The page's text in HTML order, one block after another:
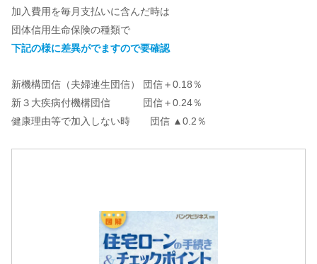
加入費用を毎月支払いに含んだ時は
団体信用生命保険の種類で
下記の様に差異がでますので要確認
新機構団信（夫婦連生団信） 団信＋0.18％
新３大疾病付機構団信 団信＋0.24％
健康理由等で加入しない時 団信 ▲0.2％